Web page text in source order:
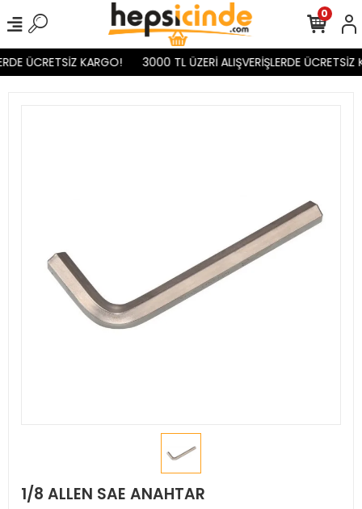
ÜCRETSİZ KARGO! 3000 TL ÜZERİ ALIŞVERİŞLERDE ÜCRETSİZ
0
1/8 ALLEN SAE ANAHTAR